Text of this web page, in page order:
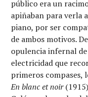
público era un
apiñaban para verla
piano, por ser
de ambos motivos.
opulencia infernal
electricidad que
primeros compases,
En blanc et noir